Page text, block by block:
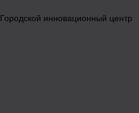
Городской инновационный центр